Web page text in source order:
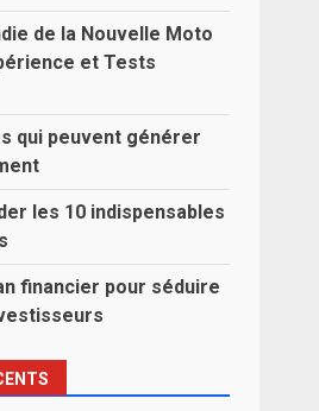
de la Nouvelle Moto
et Tests
qui peuvent générer
les 10 indispensables
financier pour séduire